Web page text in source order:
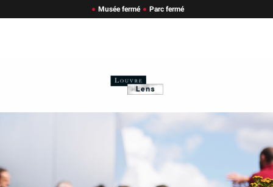
Musée fermé Parc fermé